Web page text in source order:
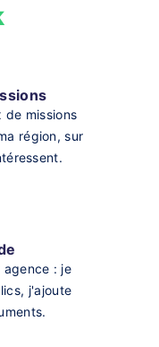
de missions
région, sur
agence : je
j'ajoute